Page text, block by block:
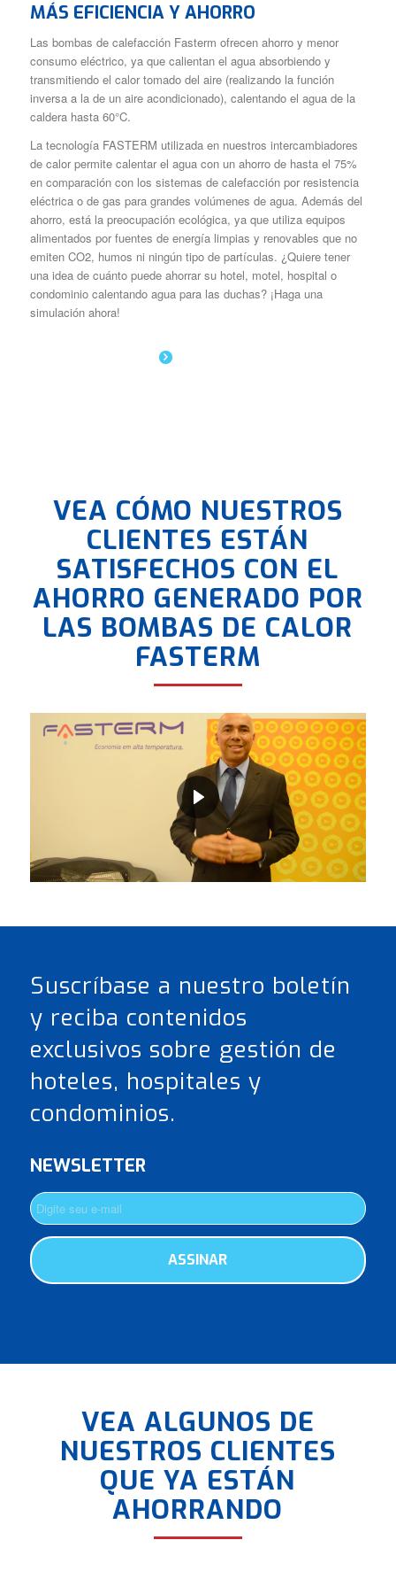
MÁS EFICIENCIA Y AHORRO
Las bombas de calefacción Fasterm ofrecen ahorro y menor
consumo eléctrico, ya que calientan el agua absorbiendo y
transmitiendo el calor tomado del aire (realizando la función
inversa a la de un aire acondicionado), calentando el agua de la
caldera hasta 60°C.
La tecnología FASTERM utilizada en nuestros intercambiadores
de calor permite calentar el agua con un ahorro de hasta el 75%
en comparación con los sistemas de calefacción por resistencia
eléctrica o de gas para grandes volúmenes de agua. Además del
ahorro, está la preocupación ecológica, ya que utiliza equipos
alimentados por fuentes de energía limpias y renovables que no
emiten CO2, humos ni ningún tipo de partículas. ¿Quiere tener
una idea de cuánto puede ahorrar su hotel, motel, hospital o
condominio calentando agua para las duchas? ¡Haga una
simulación ahora!
VEA CÓMO NUESTROS
CLIENTES ESTÁN
SATISFECHOS CON EL
AHORRO GENERADO POR
LAS BOMBAS DE CALOR
FASTERM
Suscríbase a nuestro boletín
y reciba contenidos
exclusivos sobre gestión de
hoteles, hospitales y
condominios.
NEWSLETTER
VEA ALGUNOS DE
NUESTROS CLIENTES
QUE YA ESTÁN
AHORRANDO